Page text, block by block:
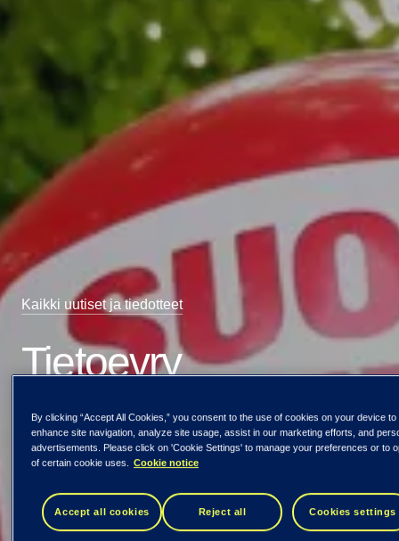
Kaikki uutiset ja tiedotteet
Tietoevry
SuomiAreenan
2023: Teknologiasta
By clicking “Accept All Cookies,” you consent to the use of cookies on your device to
enhance site navigation, analyze site usage, assist in our marketing efforts, and
advertisements. Please click on 'Cookie Settings' to manage your preferences or to
of certain cookie uses.
Cookie notice
Accept all cookies Reject all Cookies settings